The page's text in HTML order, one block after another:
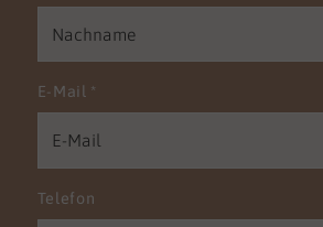
E-Mail *
Telefon